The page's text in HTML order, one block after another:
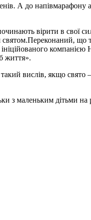
А до напівмарафону
вірити в свої
святом.Переконаний, що
компанією
життя».
вислів, якщо свято
з маленьким дітьми на